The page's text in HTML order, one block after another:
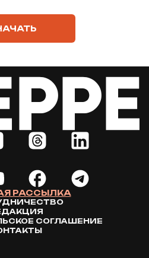
РАССЫЛКА
СОГЛАШЕНИЕ